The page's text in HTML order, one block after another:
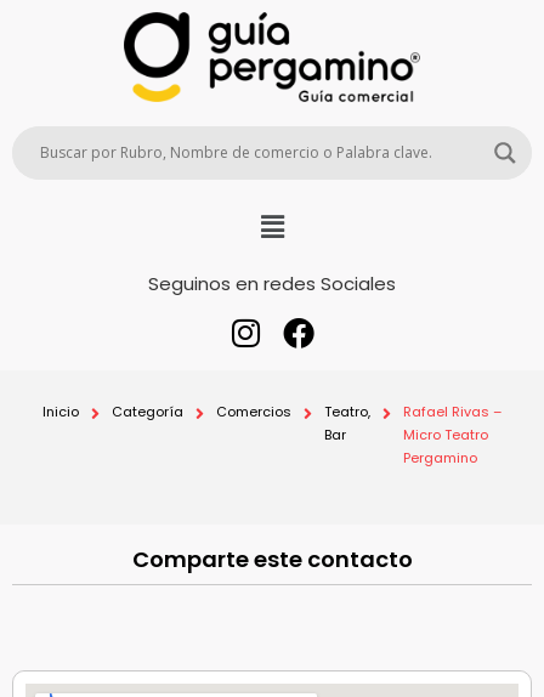
Seguinos en redes Sociales
Inicio Categoría Comercios
Teatro,
Bar
Rafael Rivas –
Micro Teatro
Pergamino
Comparte este contacto